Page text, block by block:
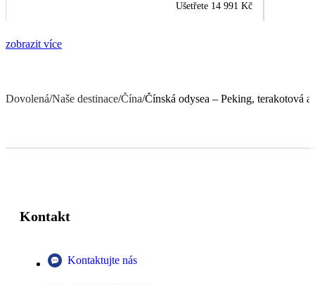
Ušetřete 14 991 Kč
zobrazit více
Dovolená/Naše destinace/Čína/Čínská odysea – Peking, terakotová
Kontakt
Kontaktujte nás